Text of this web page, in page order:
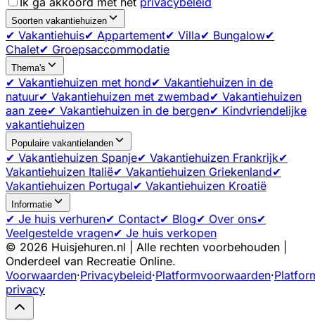
Soorten vakantiehuizen
✔ Vakantiehuis✔ Appartement✔ Villa✔ Bungalow✔
Chalet✔ Groepsaccommodatie
Thema's
✔ Vakantiehuizen met hond✔ Vakantiehuizen in de
natuur✔ Vakantiehuizen met zwembad✔ Vakantiehuizen
aan zee✔ Vakantiehuizen in de bergen✔ Kindvriendelijke
vakantiehuizen
Populaire vakantielanden
✔ Vakantiehuizen Spanje✔ Vakantiehuizen Frankrijk✔
Vakantiehuizen Italië✔ Vakantiehuizen Griekenland✔
Vakantiehuizen Portugal✔ Vakantiehuizen Kroatië
Informatie
✔ Je huis verhuren✔ Contact✔ Blog✔ Over ons✔
Veelgestelde vragen✔ Je huis verkopen
© 2026 Huisjehuren.nl | Alle rechten voorbehouden |
Onderdeel van Recreatie Online.
Voorwaarden·Privacybeleid·Platformvoorwaarden·
privacy